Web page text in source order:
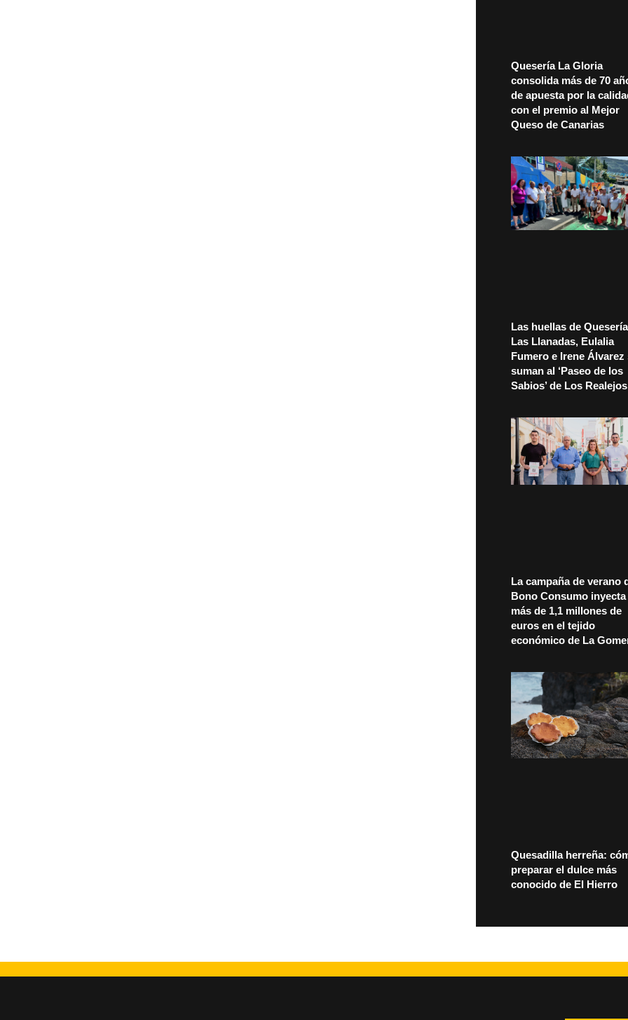
Quesería La Gloria
consolida más de 70
de apuesta por la
con el premio al Mejor
Queso de Canarias
Las huellas de Quesería
Las Llanadas, Eulalia
Fumero e Irene Álvarez
suman al ‘Paseo de los
Sabios’ de Los Realejos
La campaña de verano
Bono Consumo inyecta
más de 1,1 millones de
euros en el tejido
económico de La
Quesadilla herreña:
preparar el dulce más
conocido de El Hierro